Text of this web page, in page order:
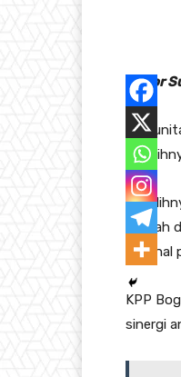
Bogor
KPP
sinergi